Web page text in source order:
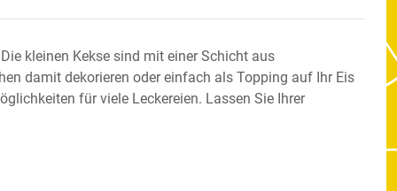
kleinen Kekse sind mit einer Schicht aus
damit dekorieren oder einfach als Topping auf Ihr Eis
für viele Leckereien. Lassen Sie Ihrer